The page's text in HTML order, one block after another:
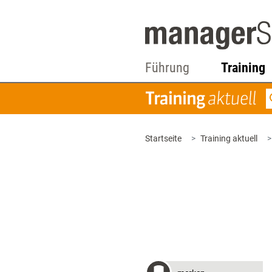
Führung Training
Startseite Training aktuell